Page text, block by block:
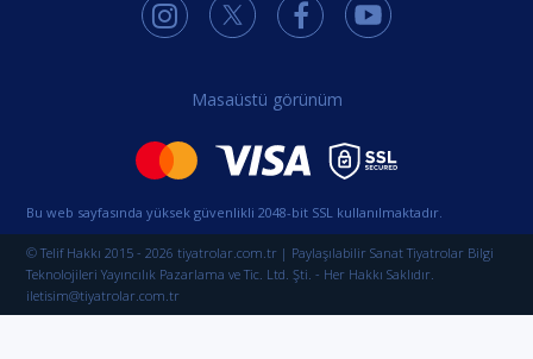
Masaüstü görünüm
Bu web sayfasında yüksek güvenlikli 2048-bit SSL kullanılmaktadır.
© Telif Hakkı 2015 - 2026 tiyatrolar.com.tr | Paylaşılabilir Sanat Tiyatrolar Bilgi
Teknolojileri Yayıncılık Pazarlama ve Tic. Ltd. Şti. - Her Hakkı Saklıdır.
iletisim@tiyatrolar.com.tr